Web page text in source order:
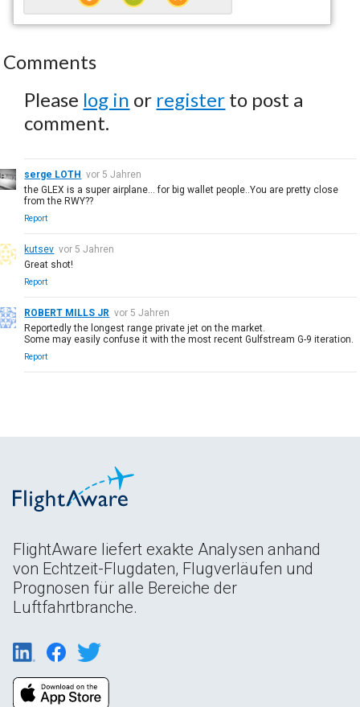
Comments
Please log in or register to post a
comment.
serge LOTH vor 5 Jahren
the GLEX is a super airplane... for big wallet people..You are pretty close
from the RWY??
Report
kutsev vor 5 Jahren
Great shot!
Report
ROBERT MILLS JR vor 5 Jahren
Reportedly the longest range private jet on the market.
Some may easily confuse it with the most recent Gulfstream G-9 iteration.
Report
FlightAware liefert exakte Analysen anhand
von Echtzeit-Flugdaten, Flugverläufen und
Prognosen für alle Bereiche der
Luftfahrtbranche.